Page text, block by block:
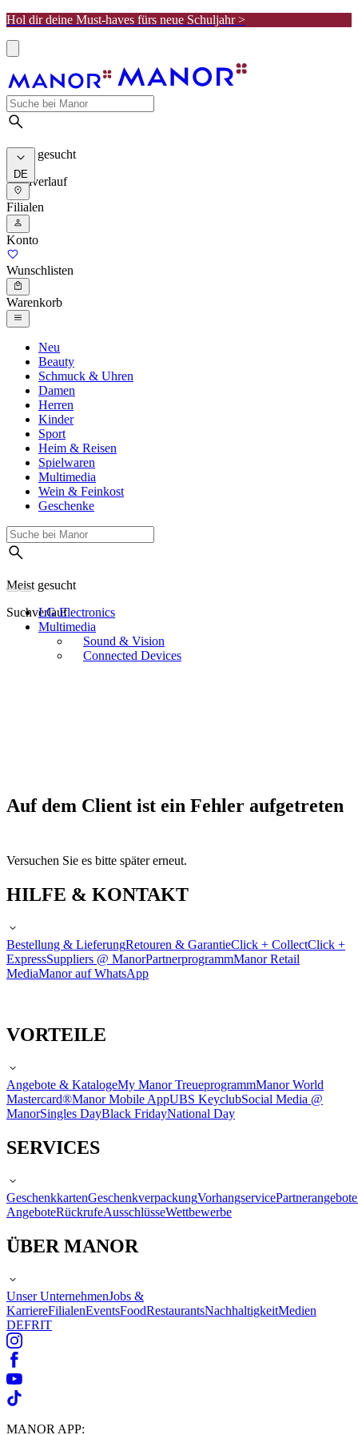
Hol dir deine Must-haves fürs neue Schuljahr >
Meist gesucht
Suchverlauf
DE
Filialen
Konto
Wunschlisten
Warenkorb
Neu
Beauty
Schmuck & Uhren
Damen
Herren
Kinder
Sport
Heim & Reisen
Spielwaren
Multimedia
Wein & Feinkost
Geschenke
Meist gesucht
SuchverlaufLG Electronics
Multimedia
Sound & Vision
Connected Devices
Auf dem Client ist ein Fehler aufgetreten
Versuchen Sie es bitte später erneut.
HILFE & KONTAKT
Bestellung & LieferungRetouren & GarantieClick + CollectClick +
ExpressSuppliers @ ManorPartnerprogrammManor Retail
MediaManor auf WhatsApp
VORTEILE
Angebote & KatalogeMy Manor TreueprogrammManor World
Mastercard®Manor Mobile AppUBS KeyclubSocial Media @
ManorSingles DayBlack FridayNational Day
SERVICES
GeschenkkartenGeschenkverpackungVorhangservicePartnerangebote
AngeboteRückrufeAusschlüsseWettbewerbe
ÜBER MANOR
Unser UnternehmenJobs &
KarriereFilialenEventsFoodRestaurantsNachhaltigkeitMedien
DEFRIT
MANOR APP: